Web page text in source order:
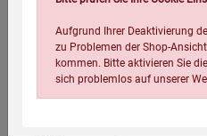
Künstlerin »Doodle by Meg«
Edition zu etwas ganz
Perfekt für alle Freunde der
Aufgrund Ihrer Deaktivierung
zu Problemen der Shop-
kommen. Bitte aktivieren Sie
sich problemlos auf unserer